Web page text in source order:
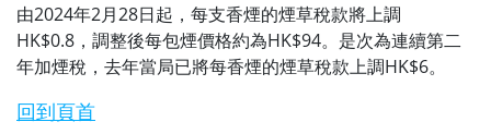
由2024年2月28日起，每支香煙的煙草稅款將上調
HK$0.8，調整後每包煙價格約為HK$94。是次為連續第二
年加煙稅，去年當局已將每香煙的煙草稅款上調HK$6。
回到頁首